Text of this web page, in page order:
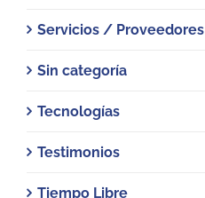
Servicios / Proveedores
Sin categoría
Tecnologías
Testimonios
Tiempo Libre